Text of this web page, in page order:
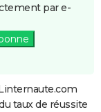
par e-
taux de réussite